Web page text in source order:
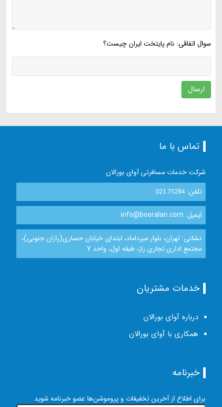
سوال اتفاقی: نام پایتخت ایران چیست؟
ارسال
تماس با ما
شرکت خدمات مسافرتی آوای بورالان
تلفن:021 75284
ایمیل: info@booralan.com
نشانی: تهران، بلوار میرداماد، ابتدای خیابان حصاری(رازان جنوبی)،
مجتمع اداری تجاری راز، طبقه اول، واحد 7
خدمات مشتریان
درباره آوای بورالان
همکاری با آوای بورالان
خبرنامه
برای اطلاع از آخرین تخفیفات و پروموشن‌ها عضو خبرنامه شوید